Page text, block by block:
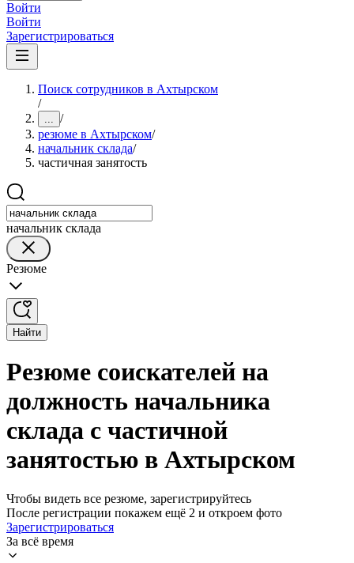
Войти
Войти
Зарегистрироваться
Поиск сотрудников в Ахтырском
/
... /
резюме в Ахтырском/
начальник склада/
частичная занятость
начальник склада
Резюме
Найти
Резюме соискателей на
должность начальника
склада с частичной
занятостью в Ахтырском
Чтобы видеть все резюме, зарегистрируйтесь
После регистрации покажем ещё 2 и откроем фото
Зарегистрироваться
За всё время